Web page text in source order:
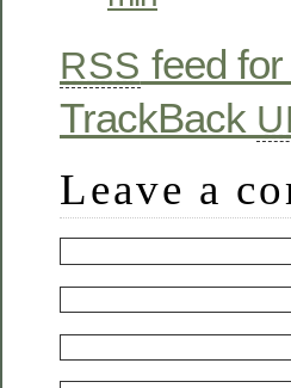
RSS feed
TrackBack
Leave a